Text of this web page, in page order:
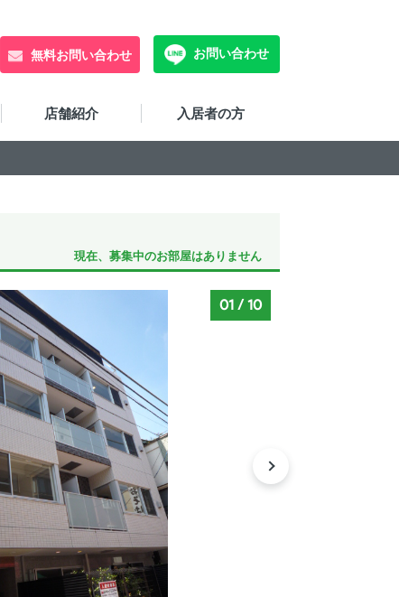
無料お問い合わせ お問い合わせ
店舗紹介 入居者の方
現在、募集中のお部屋はありません
01 /10